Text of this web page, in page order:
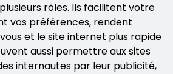
rôles. Ils facilitent votre
vos préférences, rendent
et le site internet plus rapide
aussi permettre aux sites
internautes par leur publicité,